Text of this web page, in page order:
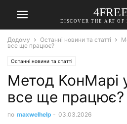
DISCOVER THE ART OF
Додому Останні новини та статті
все ще працює?
Останні новини та статті
Метод КонМарі
все ще працює?
по maxwelhelp - 03.03.2026